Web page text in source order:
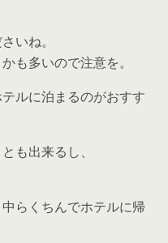
いね。
も多いので注意を。
ルに泊まるのがおすす
も出来るし、
らくちんでホテルに帰